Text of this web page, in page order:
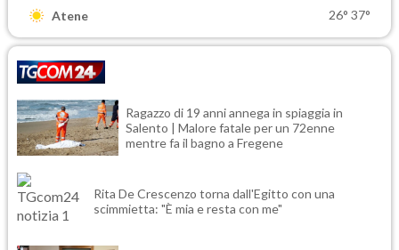
Atene 26° 37°
Ragazzo di 19 anni annega in spiaggia in
Salento | Malore fatale per un 72enne
mentre fa il bagno a Fregene
Rita De Crescenzo torna dall'Egitto con una
scimmietta: "È mia e resta con me"